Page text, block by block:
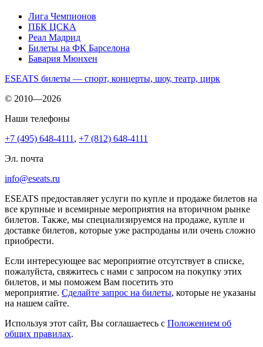
Лига Чемпионов
ПБК ЦСКА
Реал Мадрид
Билеты на ФК Барселона
Бавария Мюнхен
ESEATS билеты — спорт, концерты, шоу, театр, цирк
© 2010—2026
Наши телефоны
+7 (495) 648-4111 , +7 (812) 648-4111
Эл. почта
info@eseats.ru
ESEATS предоставляет услуги по купле и продаже билетов на
все крупные и всемирные мероприятия на вторичном рынке
билетов. Также, мы специализируемся на продаже, купле и
доставке билетов, которые уже распроданы или очень сложно
приобрести.
Если интересующее вас мероприятие отсутствует в списке,
пожалуйста, свяжитесь с нами с запросом на покупку этих
билетов, и мы поможем Вам посетить это
мероприятие. Cделайте запрос на билеты, которые не указаны
на нашем сайте.
Используя этот сайт, Вы соглашаетесь с Положением об
общих правилах.